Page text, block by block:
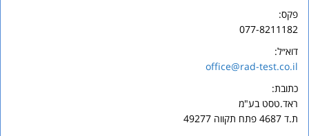
פקס:
077-8211182
דוא״ל:
office@rad-test.co.il
כתובת:
ראד.טסט בע"מ
ת.ד 4687 פתח תקווה 49277